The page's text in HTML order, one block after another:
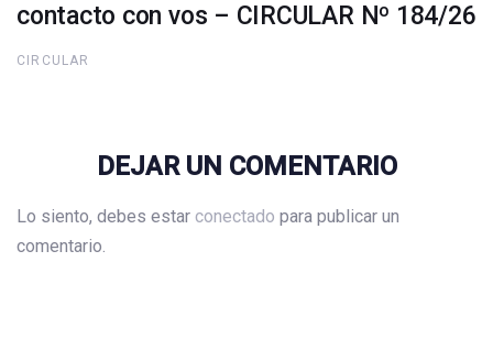
contacto con vos – CIRCULAR Nº 184/26
CIRCULAR
DEJAR UN COMENTARIO
Lo siento, debes estar conectado para publicar un
comentario.